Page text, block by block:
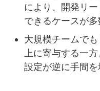
により、開発リ
できるケースが多
大規模チームで
上に寄与する一
設定が逆に手間を